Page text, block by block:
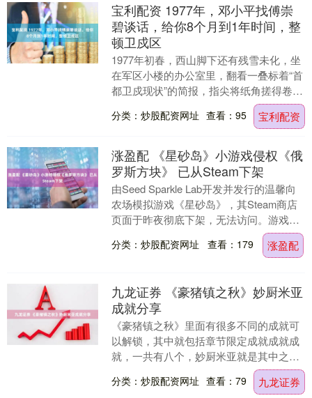
宝利配资 1977年，邓小平找傅崇
碧谈话，给你8个月到1年时间，整
顿卫戍区
1977年初春，西山脚下还有残雪未化，坐
在军区小楼的办公室里，翻看一叠标着“首
都卫戍现状”的简报，指尖将纸角搓得卷
曲。冷风灌窗，他却满头细汗——三日前
传来确凿消....
分类：炒股配资网址 查看：95 宝利配资
涨盈配 《星砂岛》小游戏侵权《俄
罗斯方块》 已从Steam下架
由Seed Sparkle Lab开发并发行的温馨向
农场模拟游戏《星砂岛》，其Steam商店
页面于昨夜彻底下架，无法访问。游戏官
方X账号同日发布声明，称下架原因....
分类：炒股配资网址 查看：179 涨盈配
九龙证券 《豪猪镇之秋》妙厨米亚
成就分享
《豪猪镇之秋》里面有很多不同的成就可
以解锁，其中就包括章节限定成就成就成
就，一共有八个，妙厨米亚就是其中之
一，如果玩家想要解锁这个成就则需要在
游戏开始后和米亚一....
分类：炒股配资网址 查看：79 九龙证券